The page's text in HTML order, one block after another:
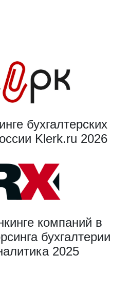
бухгалтерских
Klerk.ru 2026
компаний в
бухгалтерии
2025